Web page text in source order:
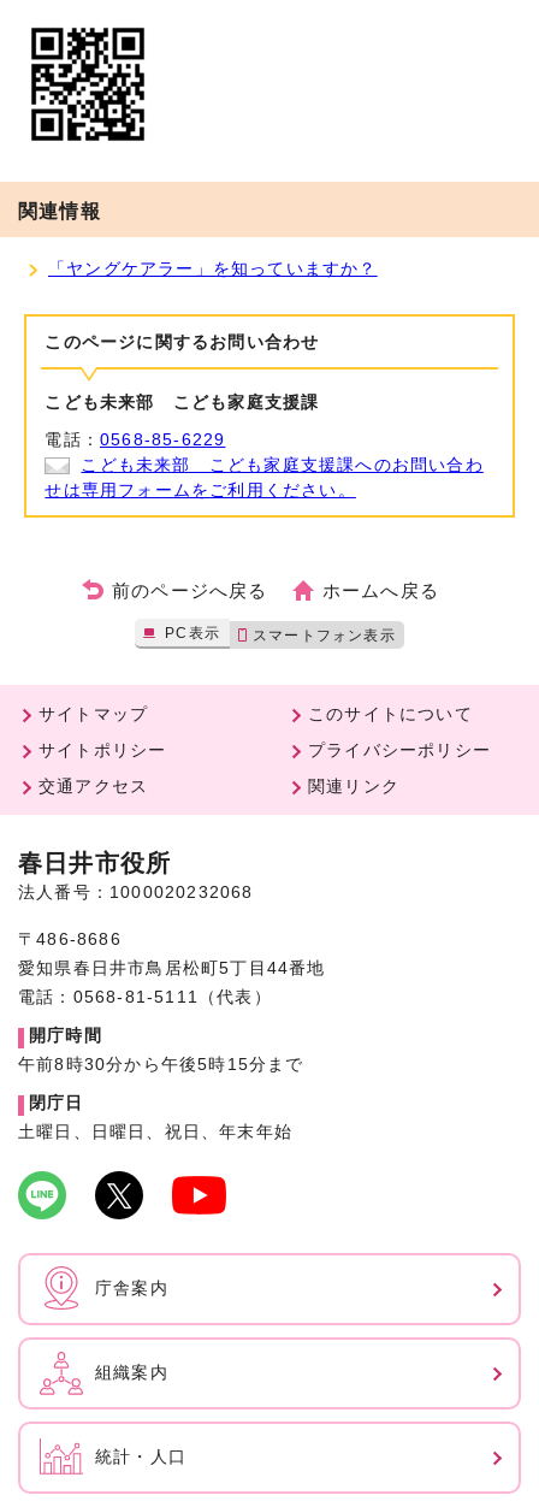
関連情報
「ヤングケアラー」を知っていますか？
このページに関する お問い合わせ
こども未来部 こども家庭支援課
電話：0568-85-6229
こども未来部 こども家庭支援課へのお問い合わ
せは専用フォームをご利用ください。
前のページへ戻る ホームへ戻る
PC表示 スマートフォン表示
サイトマップ
このサイトについて
サイトポリシー
プライバシーポリシー
交通アクセス
関連リンク
春日井市役所
法人番号：1000020232068
〒486-8686
愛知県春日井市鳥居松町5丁目44番地
電話：0568-81-5111（代表）
開庁時間
午前8時30分から午後5時15分まで
閉庁日
土曜日、日曜日、祝日、年末年始
庁舎案内
組織案内
統計・人口